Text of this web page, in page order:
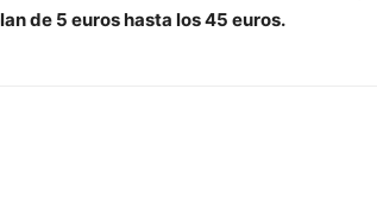
de 5 euros hasta los 45 euros.